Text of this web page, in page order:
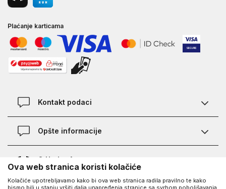
Plaćanje karticama
Kontakt podaci
Kontakt
Opšte informacije
Provjera statusa porudžbine
Najčešća pitanja
O Under Armour-u
O nama - priča o UA
Ova web stranica koristi kolačiće
Kolačiće upotrebljavamo kako bi ova web stranica radila pravilno te kako
bismo bili u stanju vršiti dalja unapređenja stranice sa svrhom poboljšavanja